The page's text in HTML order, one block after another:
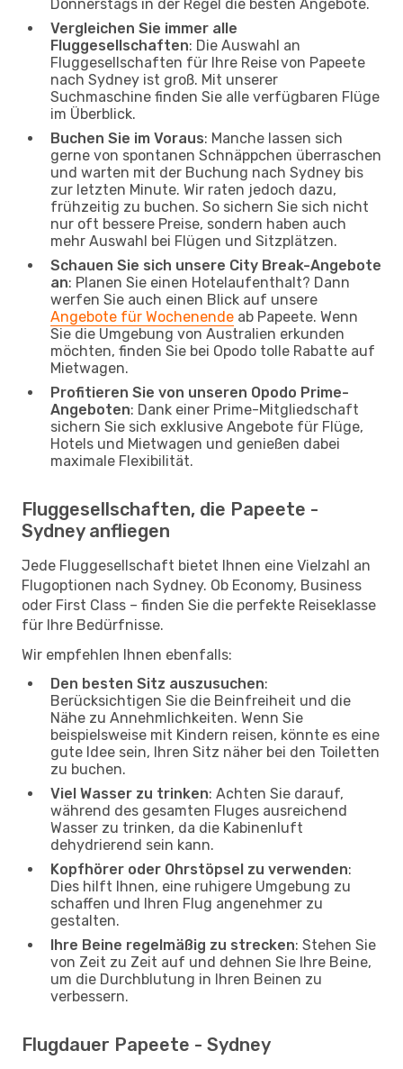
Donnerstags in der Regel die besten Angebote.
Vergleichen Sie immer alle
Fluggesellschaften: Die Auswahl an
Fluggesellschaften für Ihre Reise von Papeete
nach Sydney ist groß. Mit unserer
Suchmaschine finden Sie alle verfügbaren Flüge
im Überblick.
Buchen Sie im Voraus: Manche lassen sich
gerne von spontanen Schnäppchen überraschen
und warten mit der Buchung nach Sydney bis
zur letzten Minute. Wir raten jedoch dazu,
frühzeitig zu buchen. So sichern Sie sich nicht
nur oft bessere Preise, sondern haben auch
mehr Auswahl bei Flügen und Sitzplätzen.
Schauen Sie sich unsere City Break-Angebote
an: Planen Sie einen Hotelaufenthalt? Dann
werfen Sie auch einen Blick auf unsere
Angebote für Wochenende ab Papeete. Wenn
Sie die Umgebung von Australien erkunden
möchten, finden Sie bei Opodo tolle Rabatte auf
Mietwagen.
Profitieren Sie von unseren Opodo Prime-
Angeboten: Dank einer Prime-Mitgliedschaft
sichern Sie sich exklusive Angebote für Flüge,
Hotels und Mietwagen und genießen dabei
maximale Flexibilität.
Fluggesellschaften, die Papeete -
Sydney anfliegen
Jede Fluggesellschaft bietet Ihnen eine Vielzahl an
Flugoptionen nach Sydney. Ob Economy, Business
oder First Class – finden Sie die perfekte Reiseklasse
für Ihre Bedürfnisse.
Wir empfehlen Ihnen ebenfalls:
Den besten Sitz auszusuchen:
Berücksichtigen Sie die Beinfreiheit und die
Nähe zu Annehmlichkeiten. Wenn Sie
beispielsweise mit Kindern reisen, könnte es eine
gute Idee sein, Ihren Sitz näher bei den Toiletten
zu buchen.
Viel Wasser zu trinken: Achten Sie darauf,
während des gesamten Fluges ausreichend
Wasser zu trinken, da die Kabinenluft
dehydrierend sein kann.
Kopfhörer oder Ohrstöpsel zu verwenden:
Dies hilft Ihnen, eine ruhigere Umgebung zu
schaffen und Ihren Flug angenehmer zu
gestalten.
Ihre Beine regelmäßig zu strecken: Stehen Sie
von Zeit zu Zeit auf und dehnen Sie Ihre Beine,
um die Durchblutung in Ihren Beinen zu
verbessern.
Flugdauer Papeete - Sydney